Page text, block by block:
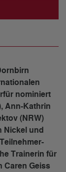
nominiert
Ann-Kathrin
(NRW)
Nickel und
Trainerin für
Caren Geiss